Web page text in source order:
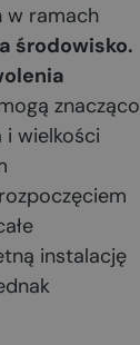
w ramach
środowisko.
znacząco
i wielkości
instalację